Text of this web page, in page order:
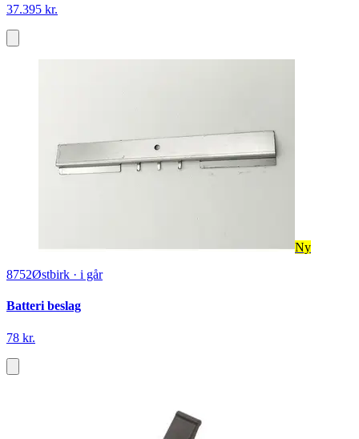
37.395 kr.
Ny
8752Østbirk · i går
Batteri beslag
78 kr.